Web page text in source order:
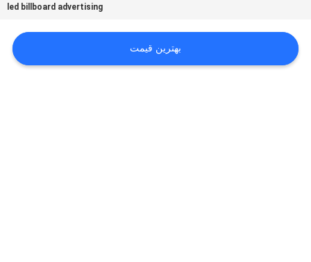
سیاست
led billboard advertising
بهترین قیمت